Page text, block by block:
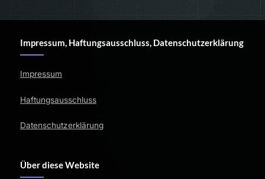
Impressum, Haftungsausschluss, Datenschutzerklärung
Impressum
Haftungsausschluss
Datenschutzerklärung
Über diese Website